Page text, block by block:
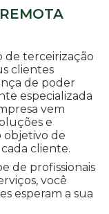
de terceirização
clientes
de poder
especializada
vem
e
objetivo de
cliente.
de profissionais
você
esperam a sua